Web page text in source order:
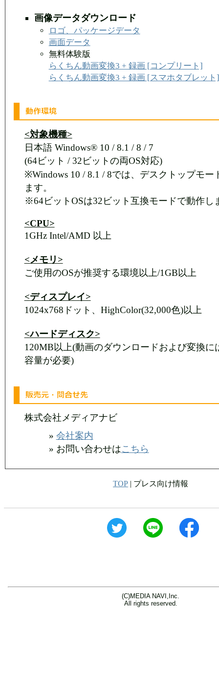
画像データダウンロード
ロゴ、パッケージデータ
画面データ
無料体験版
らくちん動画変換3 + 録画 [コンプリート]
らくちん動画変換3 + 録画 [スマホタブレット]
<対象機種>
日本語 Windows® 10 / 8.1 / 8 / 7
(64ビット / 32ビットの両OS対応)
※Windows 10 / 8.1 / 8では、デスクトップモー
ます。
※64ビットOSは32ビット互換モードで動作し
<CPU>
1GHz Intel/AMD 以上
<メモリ>
ご使用のOSが推奨する環境以上/1GB以上
<ディスプレイ>
1024x768ドット、HighColor(32,000色)以上
<ハードディスク>
120MB以上(動画のダウンロードおよび変換に
容量が必要)
株式会社メディアナビ
» 会社案内
» お問い合わせはこちら
TOP | プレス向け情報
(C)MEDIA NAVI,Inc.
All rights reserved.